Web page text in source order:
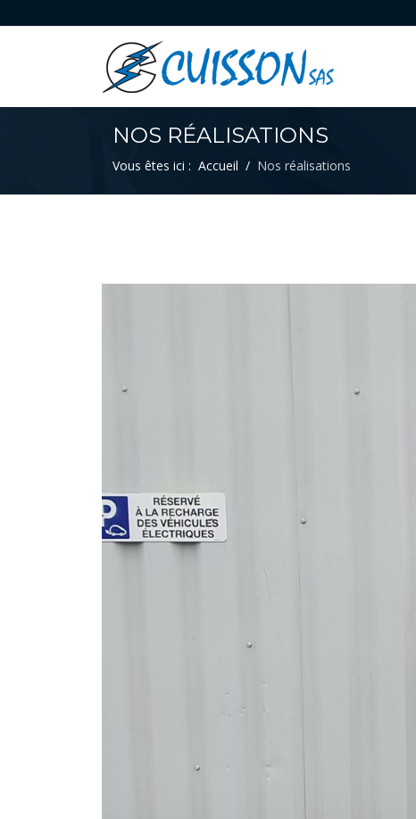
NOS RÉALISATIONS
Vous êtes ici : Accueil Nos réalisations